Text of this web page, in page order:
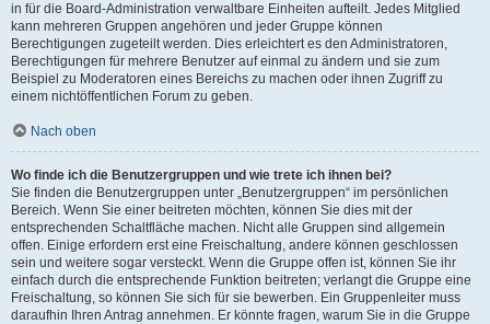
in für die Board-Administration verwaltbare Einheiten aufteilt. Jedes Mitglied
kann mehreren Gruppen angehören und jeder Gruppe können
Berechtigungen zugeteilt werden. Dies erleichtert es den Administratoren,
Berechtigungen für mehrere Benutzer auf einmal zu ändern und sie zum
Beispiel zu Moderatoren eines Bereichs zu machen oder ihnen Zugriff zu
einem nichtöffentlichen Forum zu geben.
Nach oben
Wo finde ich die Benutzergruppen und wie trete ich ihnen bei?
Sie finden die Benutzergruppen unter „Benutzergruppen“ im persönlichen
Bereich. Wenn Sie einer beitreten möchten, können Sie dies mit der
entsprechenden Schaltfläche machen. Nicht alle Gruppen sind allgemein
offen. Einige erfordern erst eine Freischaltung, andere können geschlossen
sein und weitere sogar versteckt. Wenn die Gruppe offen ist, können Sie ihr
einfach durch die entsprechende Funktion beitreten; verlangt die Gruppe eine
Freischaltung, so können Sie sich für sie bewerben. Ein Gruppenleiter muss
daraufhin Ihren Antrag annehmen. Er könnte fragen, warum Sie in die Gruppe